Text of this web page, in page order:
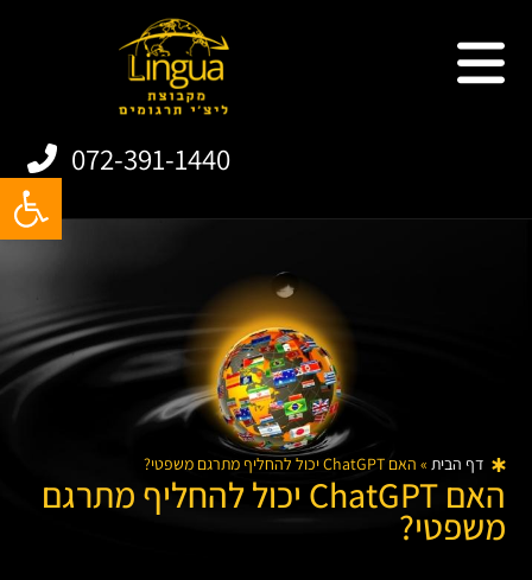
072-391-1440
דף הבית » האם ChatGPT יכול להחליף מתרגם משפטי?
האם ChatGPT יכול להחליף מתרגם
משפטי?